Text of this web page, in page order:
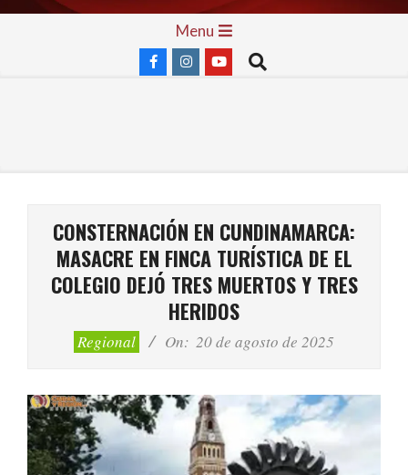
Skip
Menu
Search
CONSTERNACIÓN EN CUNDINAMARCA:
MASACRE EN FINCA TURÍSTICA DE EL
COLEGIO DEJÓ TRES MUERTOS Y TRES
HERIDOS
Regional On: 20 de agosto de 2025